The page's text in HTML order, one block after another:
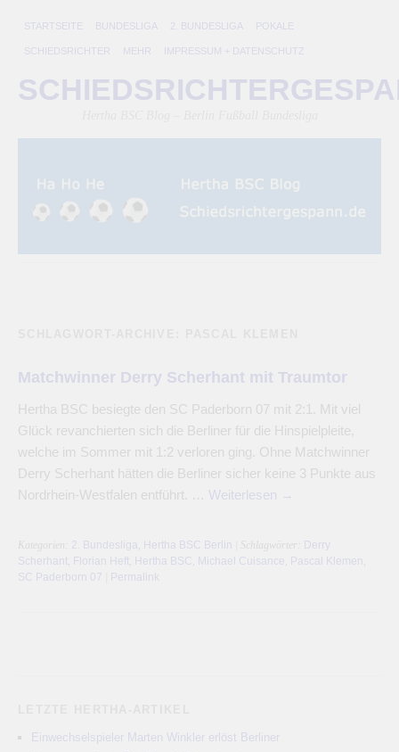
STARTSEITE BUNDESLIGA 2. BUNDESLIGA POKALE
SCHIEDSRICHTER MEHR IMPRESSUM + DATENSCHUTZ
Matchwinner Derry Scherhant mit Traumtor
Hertha BSC besiegte den SC Paderborn 07 mit 2:1. Mit viel
Glück revanchierten sich die Berliner für die Hinspielpleite,
welche im Sommer mit 1:2 verloren ging. Ohne Matchwinner
Derry Scherhant hätten die Berliner sicher keine 3 Punkte aus
Nordrhein-Westfalen entführt. … Weiterlesen →
Kategorien: 2. Bundesliga Hertha BSC Berlin | Schlagwörter: Derry
Scherhant Florian Heft Hertha BSC Michael Cuisance Pascal Klemen
SC Paderborn 07
Permalink
Einwechselspieler Marten Winkler erlöst Berliner